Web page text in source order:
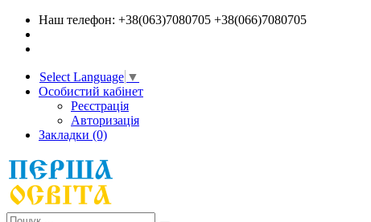
Наш телефон: +38(063)7080705 +38(066)7080705
Select Language ▼
Особистий кабінет
Реєстрація
Авторизація
Закладки (0)